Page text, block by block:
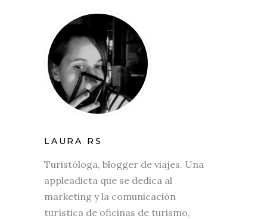
LAURA RS
Turistóloga, blogger de viajes. Una
appleadicta que se dedica al
marketing y la comunicación
turística de oficinas de turismo,